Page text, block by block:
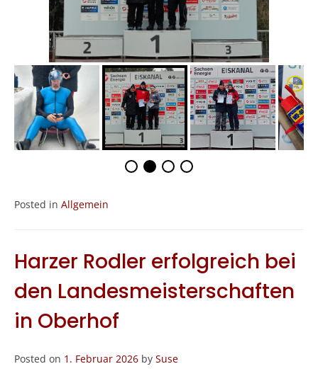
Posted in Allgemein
Harzer Rodler erfolgreich bei
den Landesmeisterschaften
in Oberhof
Posted on 1. Februar 2026 by Suse